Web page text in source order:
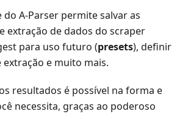
A-Parser permite salvar as
extração de dados do scraper
para uso futuro (presets), definir
e muito mais.
resultados é possível na forma e
necessita, graças ao poderoso